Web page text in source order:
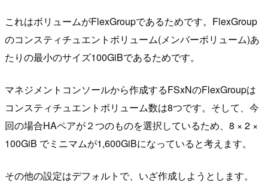
これはボリュームがFlexGroupであるためです。FlexGroup
のコンスティチュエントボリューム(メンバーボリューム)あ
たりの最小のサイズ100GiBであるためです。
マネジメントコンソールから作成するFSxNのFlexGroupは
コンスティチュエントボリューム数は8つです。そして、今
回の場合HAペアが２つのものを選択しているため、8 × 2 ×
100GiB でミニマムが1,600GiBになっていると考えます。
その他の設定はデフォルトで、いざ作成しようとします。